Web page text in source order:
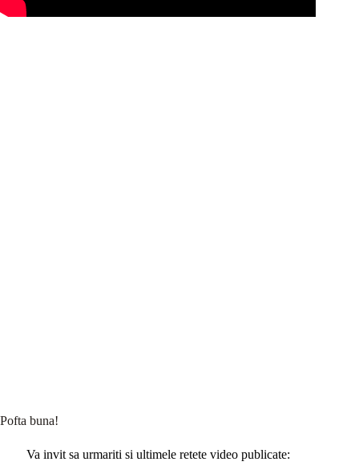
Pofta buna!
Va invit sa urmariti si ultimele retete video publicate: